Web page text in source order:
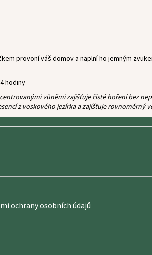
provoní váš domov a naplní ho jemným
hodiny
vůněmi zajišťuje čisté hoření bez
z voskového jezírka a zajišťuje rovnoměrný
ochrany osobních údajů